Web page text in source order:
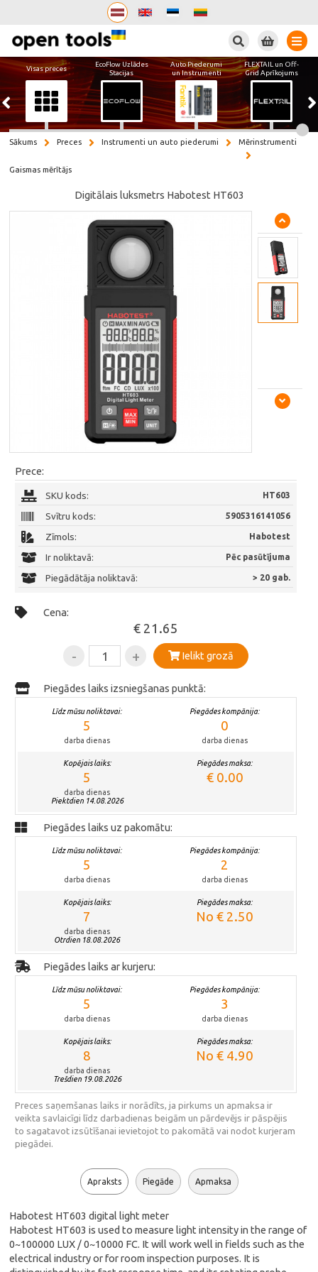
Visas preces
EcoFlow Uzlādes
Stacijas
Auto Piederumi
un Instrumenti
FLEXTAIL un Off-
Grid Aprīkojums
Sākums Preces Instrumenti un auto piederumi Mērinstrumenti
Gaismas mērītājs
Digitālais luksmetrs Habotest HT603
Prece:
SKU kods: HT603
Svītru kods: 5905316141056
Zīmols: Habotest
Ir noliktavā: Pēc pasūtījuma
Piegādātāja noliktavā: > 20 gab.
Cena:
€ 21.65
- + Ielikt grozā
Piegādes laiks izsniegšanas punktā:
Līdz mūsu noliktavai:
5
darba dienas
Piegādes kompānija:
0
darba dienas
Kopējais laiks:
5
darba dienas
Piektdien 14.08.2026
Piegādes maksa:
€ 0.00
Piegādes laiks uz pakomātu:
Līdz mūsu noliktavai:
5
darba dienas
Piegādes kompānija:
2
darba dienas
Kopējais laiks:
7
darba dienas
Otrdien 18.08.2026
Piegādes maksa:
No € 2.50
Piegādes laiks ar kurjeru:
Līdz mūsu noliktavai:
5
darba dienas
Piegādes kompānija:
3
darba dienas
Kopējais laiks:
8
darba dienas
Trešdien 19.08.2026
Piegādes maksa:
No € 4.90
Preces saņemšanas laiks ir norādīts, ja pirkums un apmaksa ir
veikta savlaicīgi līdz darbadienas beigām un pārdevējs ir pāspējis
to sagatavot izsūtīšanai ievietojot to pakomātā vai nodot kurjeram
piegādei.
Apraksts Piegāde Apmaksa
Habotest HT603 digital light meter
Habotest HT603 is used to measure light intensity in the range of
0~100000 LUX / 0~10000 FC. It will work well in fields such as the
electrical industry or for room inspection purposes. It is